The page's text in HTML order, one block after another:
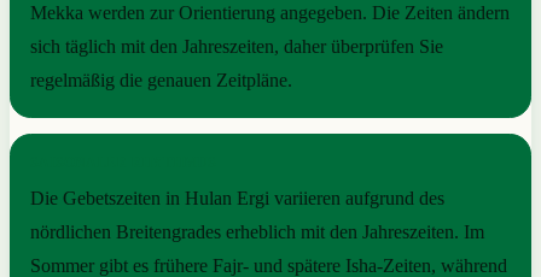
Mekka werden zur Orientierung angegeben. Die Zeiten ändern
sich täglich mit den Jahreszeiten, daher überprüfen Sie
regelmäßig die genauen Zeitpläne.
Die Gebetszeiten in Hulan Ergi variieren aufgrund des
nördlichen Breitengrades erheblich mit den Jahreszeiten. Im
Sommer gibt es frühere Fajr- und spätere Isha-Zeiten, während